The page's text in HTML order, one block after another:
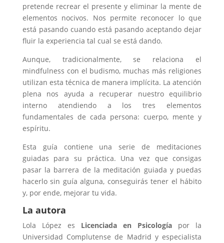
pretende recrear el presente y eliminar la mente de
elementos nocivos. Nos permite reconocer lo que
está pasando cuando está pasando aceptando dejar
fluir la experiencia tal cual se está dando.
Aunque, tradicionalmente, se relaciona el
mindfulness con el budismo, muchas más religiones
utilizan esta técnica de manera implícita. La atención
plena nos ayuda a recuperar nuestro equilibrio
interno atendiendo a los tres elementos
fundamentales de cada persona: cuerpo, mente y
espíritu.
Esta guía contiene una serie de meditaciones
guiadas para su práctica. Una vez que consigas
pasar la barrera de la meditación guiada y puedas
hacerlo sin guía alguna, conseguirás tener el hábito
y, por ende, mejorar tu vida.
La autora
Lola López es Licenciada en Psicología por la
Universidad Complutense de Madrid y especialista